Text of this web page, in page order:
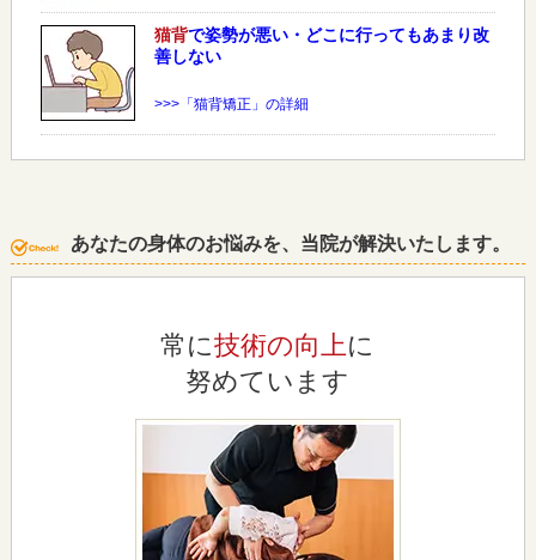
猫背で姿勢が悪い・どこに行ってもあまり改
善しない
>>>「猫背矯正」の詳細
あなたの身体のお悩みを、当院が解決いたします。
常に技術の向上に
努めています